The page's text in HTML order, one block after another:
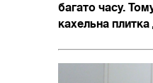
багато часу.
кахельна